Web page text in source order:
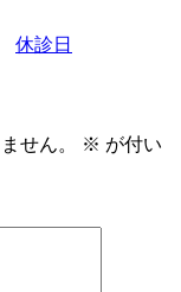
休診日
せん。 ※ が付い